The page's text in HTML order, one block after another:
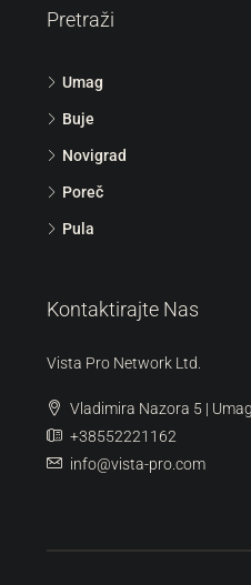
Pretraži
Umag
Buje
Novigrad
Poreč
Pula
Kontaktirajte Nas
Vista Pro Network Ltd.
Vladimira Nazora 5 | Umag
+38552221162
info@vista-pro.com